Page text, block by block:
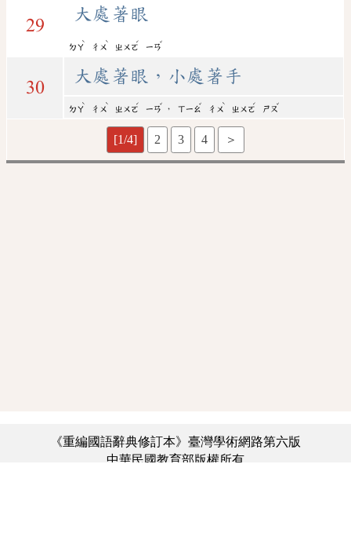
29
大處著眼
ㄉㄚ
ˋ
ㄔㄨ
ˋ
ㄓㄨㄛ
ˊ
ㄧㄢ
ˇ
30
大處著眼，小處著手
ㄉㄚ
ˋ
ㄔㄨ
ˋ
ㄓㄨㄛ
ˊ
ㄧㄢ
ˇ
， ㄒㄧㄠ
ˇ
ㄔㄨ
ˋ
ㄓㄨㄛ
ˊ
ㄕㄡ
ˇ
[1/4] 2 3 4 ＞
《重編國語辭典修訂本》臺灣學術網路第六版
中華民國教育部版權所有